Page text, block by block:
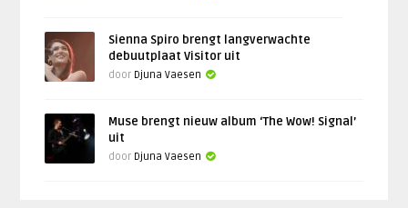
Sienna Spiro brengt langverwachte
debuutplaat Visitor uit
door Djuna Vaesen
Muse brengt nieuw album ‘The Wow! Signal’
uit
door Djuna Vaesen